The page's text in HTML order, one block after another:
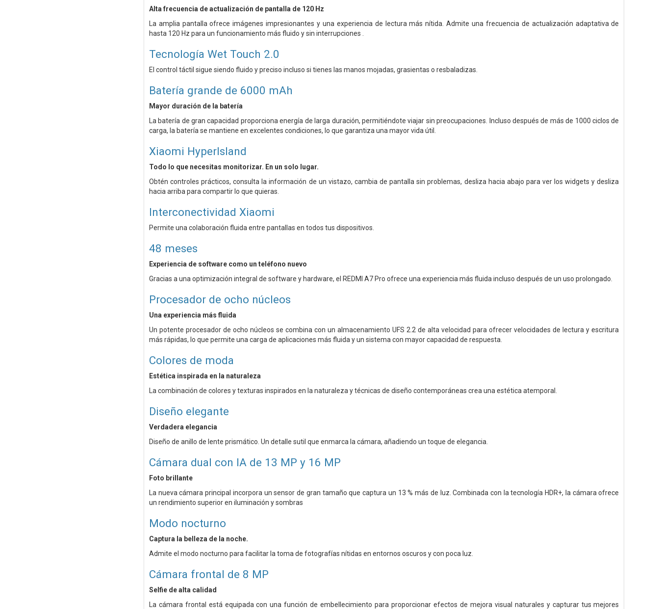
Alta frecuencia de actualización de pantalla de 120 Hz
La amplia pantalla ofrece imágenes impresionantes y una experiencia de lectura más nítida. Admite una frecuencia de actualización adaptativa de
hasta 120 Hz para un funcionamiento más fluido y sin interrupciones .
Tecnología Wet Touch 2.0
El control táctil sigue siendo fluido y preciso incluso si tienes las manos mojadas, grasientas o resbaladizas.
Batería grande de 6000 mAh
Mayor duración de la batería
La batería de gran capacidad proporciona energía de larga duración, permitiéndote viajar sin preocupaciones. Incluso después de más de 1000 ciclos de
carga, la batería se mantiene en excelentes condiciones, lo que garantiza una mayor vida útil.
Xiaomi HyperIsland
Todo lo que necesitas monitorizar. En un solo lugar.
Obtén controles prácticos, consulta la información de un vistazo, cambia de pantalla sin problemas, desliza hacia abajo para ver los widgets y desliza
hacia arriba para compartir lo que quieras.
Interconectividad Xiaomi
Permite una colaboración fluida entre pantallas en todos tus dispositivos.
48 meses
Experiencia de software como un teléfono nuevo
Gracias a una optimización integral de software y hardware, el REDMI A7 Pro ofrece una experiencia más fluida incluso después de un uso prolongado.
Procesador de ocho núcleos
Una experiencia más fluida
Un potente procesador de ocho núcleos se combina con un almacenamiento UFS 2.2 de alta velocidad para ofrecer velocidades de lectura y escritura
más rápidas, lo que permite una carga de aplicaciones más fluida y un sistema con mayor capacidad de respuesta.
Colores de moda
Estética inspirada en la naturaleza
La combinación de colores y texturas inspirados en la naturaleza y técnicas de diseño contemporáneas crea una estética atemporal.
Diseño elegante
Verdadera elegancia
Diseño de anillo de lente prismático. Un detalle sutil que enmarca la cámara, añadiendo un toque de elegancia.
Cámara dual con IA de 13 MP y 16 MP
Foto brillante
La nueva cámara principal incorpora un sensor de gran tamaño que captura un 13 % más de luz. Combinada con la tecnología HDR+, la cámara ofrece
un rendimiento superior en iluminación y sombras
Modo nocturno
Captura la belleza de la noche.
Admite el modo nocturno para facilitar la toma de fotografías nítidas en entornos oscuros y con poca luz.
Cámara frontal de 8 MP
Selfie de alta calidad
La cámara frontal está equipada con una función de embellecimiento para proporcionar efectos de mejora visual naturales y capturar tus mejores